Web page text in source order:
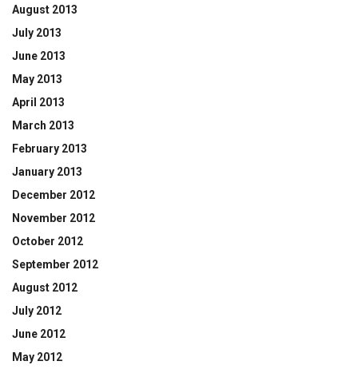
August 2013
July 2013
June 2013
May 2013
April 2013
March 2013
February 2013
January 2013
December 2012
November 2012
October 2012
September 2012
August 2012
July 2012
June 2012
May 2012